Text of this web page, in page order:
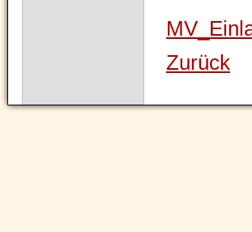
Zurück
Navigation